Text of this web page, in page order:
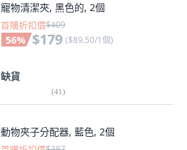
寵物清潔夾, 黑色的, 2個
首購折扣價$409
56% $179 ($89.50/1個)
缺貨
(41)
動物夾子分配器, 藍色, 2個